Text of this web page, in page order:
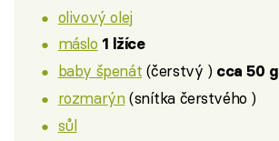
olivový olej
máslo 1 lžíce
baby špenát (čerstvý ) cca 50 g
rozmarýn(snítka čerstvého )
sůl